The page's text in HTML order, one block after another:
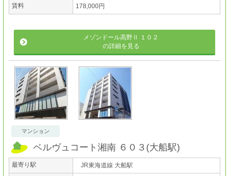
賃料 178,000円
メゾンドール高野Ⅱ １０２
の詳細を見る
マンション
ベルヴュコート湘南 ６０３ (大船駅)
最寄り駅 JR東海道線 大船駅